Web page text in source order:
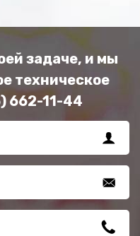
задаче, и мы
техническое
662-11-44